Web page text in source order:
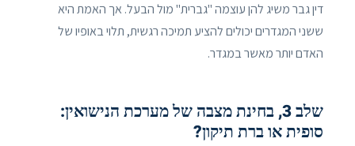
דין גבר משיג להן עוצמה "גברית" מול הבעל. אך האמת היא
ששני המגדרים יכולים להציע תמיכה רגשית, תלוי באופיו של
האדם יותר מאשר במגדר.
שלב 3, בחינת מצבה של מערכת הנישואין:
סופית או ברת תיקון?